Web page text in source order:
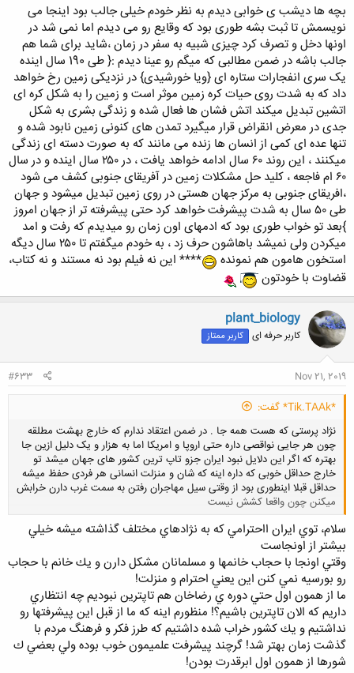
بچه ها دیشب ی خوابی دیدم به نظر خودم خیلی جالب بود اینجا می
نویسمش تا ثبت بشه طوری بود که وقایع رو می دیدم اما نمی شد در
اونها دخل و تصرف کرد چیزی شبیه به سفر در زمان ،شاید برای شما هم
جالب باشه در ضمن مطالبی که میگم رو عینا دیدم :{ طی 190 سال اینده
یک سری انفجارات ستاره ای {ویا خورشیدی} در نزدیکی زمین رخ خواهد
داد که به شدت روی حیات کره زمین موثر است و زمین را به شکل کره ای
اتشین تبدیل میکند اتش فشان ها فعال شده و زندگی بشری به شکل
جدی در معرض انقراض قرار میگیرد تمدن های کنونی زمین نابود شده و
تنها عده ای کمی از انسان ها زنده می مانند که به صورت دسته ای زندگی
میکنند ، این روند ۶۰ سال ادامه خواهد یافت ، در ۲۵۰ سال اینده و در سال
۶۰ ام فاجعه ، کلید حل مشکلات زمین در آفریقای جنوبی کشف می شود
،افریقای جنوبی به مرکز جهان هستی در روی زمین تبدیل میشود و جهان
طی ۵۰ سال به شدت پیشرفت خواهد کرد حتی پیشرفته تر از جهان امروز
}بعد تو خواب طوری بود که ادمهای اون زمان رو میدیدم که رفت و امد
میکردن ولی نمیشد باهاشون حرف زد ، به خودم میگفتم تا ۲۵۰ سال دیگه
استخون هامون هم نمونده
**** این نه فیلم بود نه مستند و نه کتاب،
قضاوت با خودتون
plant_biology
کاربر حرفه ای کاربر ممتاز
Nov 21, 2019
#633
*Tik.TAAk* گفت:
نژاد پرستی که هست همه جا . در ضمن اعتقاد ندارم که خارج بهشت مطلقه
چون هر جایی نواقصی داره حتی اروپا و امریکا اما به هزار و یک دلیل ازین جا
بهتره که اگر این دلایل نبود ایران جزو تاپ ترین کشور های جهان میشد تو
خارج حداقل خوبی که داره اینه که شان و منزلت انسانی هر فردی حفظ میشه
حداقل قبلا اینطوری بود از وقتی سیل مهاجران رفتن به سمت غرب دارن خرابش
میکنن چون واقعا کشش نیست
کلیک کنید تا باز شود...
سلام، توي ايران ااحترامي كه به نژادهاي مختلف گذاشته ميشه خيلي
بيشتر از اونجاست
وقتي اونجا با حجاب خانمها و مسلمانان مشكل دارن و يك خانم با حجاب
رو بورسيه نمي كنن اين يعني احترام و منزلت!
ما از همون اول حتي دوره ي رضاخان هم تاپترين نبوديم چه انتظاري
داريم كه الان تاپترين باشيم؟! منظورم اينه كه ما از قبل اين پيشرفتها رو
نداشتيم و يك كشور خراب شده داشتيم كه طرز فكر و فرهنگ مردم با
گذشت زمان بهتر شد! گرچند پيشرفت علميمون خوب بوده ولي بعضي ك
شورها از همون اول ابرقدرت بودن!